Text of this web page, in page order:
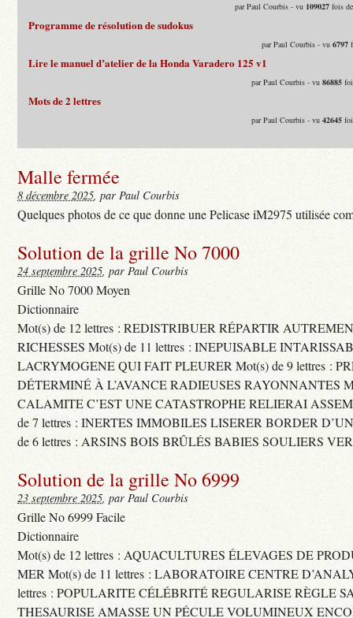
par Paul Courbis - vu 109027 fois
Programme de résolution de sudokus
par Paul Courbis - vu6797
Lire le manuel d’atelier de la Honda Varadero 125 v1
par Paul Courbis - vu86885
Mots de 2 lettres
par Paul Courbis - vu42645
Malle fermée
8 décembre 2025, par Paul Courbis
Quelques photos de ce que donne une Pelicase iM2975 utilisée
Solution de la grille No 7000
24 septembre 2025, par Paul Courbis
Grille No 7000 Moyen
Dictionnaire
Mot(s) de 12 lettres : REDISTRIBUER RÉPARTIR
RICHESSES Mot(s) de 11 lettres : INEPUISABLE
LACRYMOGENE QUI FAIT PLEURER Mot(s) de 9 lettres :
DÉTERMINÉ À L’AVANCE RADIEUSES RAYONNANTES
CALAMITE C’EST UNE CATASTROPHE RELIERAI
de 7 lettres : INERTES IMMOBILES LISERER BORDER
de 6 lettres : ARSINS BOIS BRÛLÉS BABIES SOULIERS
Solution de la grille No 6999
23 septembre 2025, par Paul Courbis
Grille No 6999 Facile
Dictionnaire
Mot(s) de 12 lettres : AQUACULTURES ÉLEVAGES DE
MER Mot(s) de 11 lettres : LABORATOIRE CENTRE
lettres : POPULARITE CÉLÉBRITÉ REGULARISE RÈGLE
THESAURISE AMASSE UN PÉCULE VOLUMINEUX